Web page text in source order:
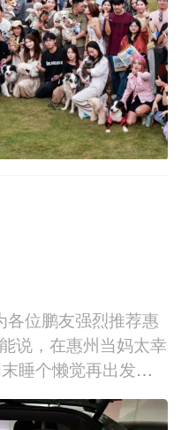
各位鹏友强烈推荐惠
说，在惠州当妈太幸
睡个懒觉再出发开
刚好50分钟直达大
把娃扔进了蓝色大海